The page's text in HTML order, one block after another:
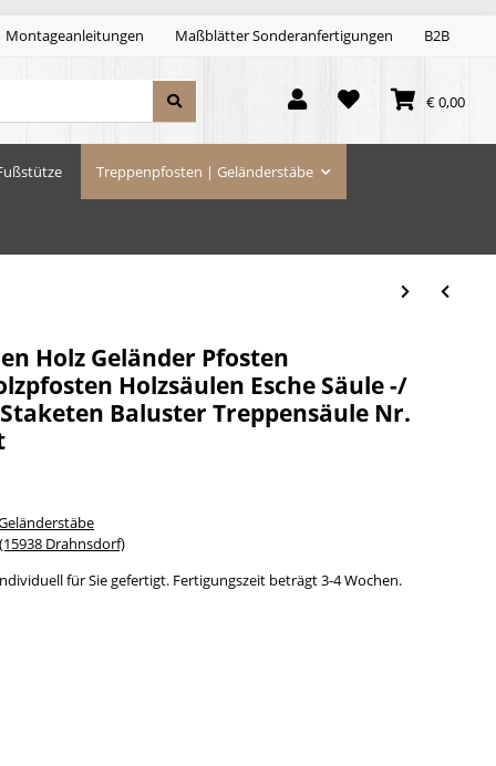
Montageanleitungen Maßblätter Sonderanfertigungen B2B
€ 0,00
Treppenpfosten | Geländerstäbe
Holz Geländer Pfosten
Holzsäulen Esche Säule -/
Baluster Treppensäule Nr.
Drahnsdorf)
für Sie gefertigt. Fertigungszeit beträgt 3-4 Wochen.